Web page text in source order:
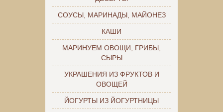
СОУСЫ, МАРИНАДЫ, МАЙОНЕЗ
КАШИ
МАРИНУЕМ ОВОЩИ, ГРИБЫ,
СЫРЫ
УКРАШЕНИЯ ИЗ ФРУКТОВ И
ОВОЩЕЙ
ЙОГУРТЫ ИЗ ЙОГУРТНИЦЫ